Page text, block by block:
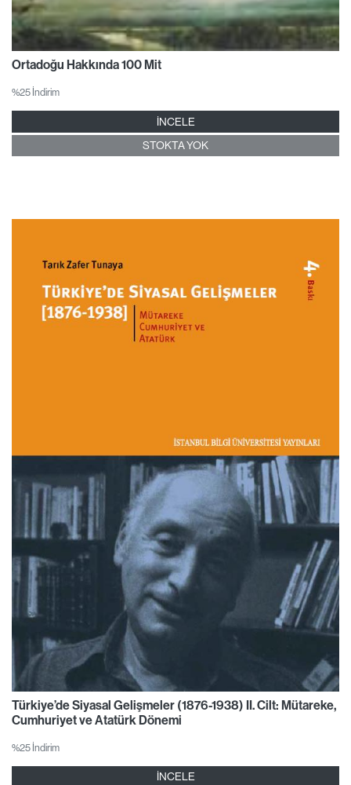
Ortadoğu Hakkında 100 Mit
%25 İndirim
İNCELE
STOKTA YOK
Türkiye’de Siyasal Gelişmeler (1876-1938) II. Cilt: Mütareke,
Cumhuriyet ve Atatürk Dönemi
%25 İndirim
İNCELE